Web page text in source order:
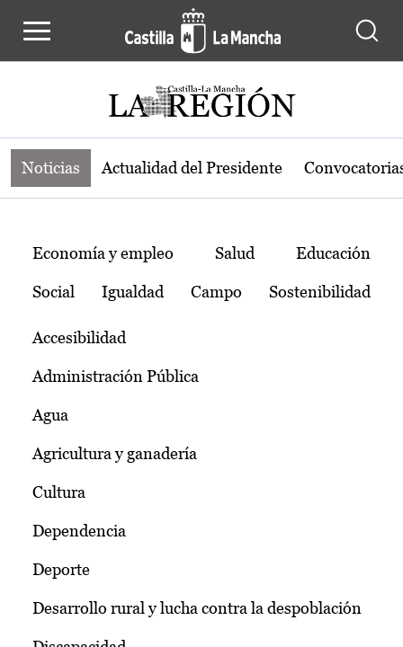
Noticias de la región de Castilla-La
Noticias Actualidad del Presidente
Temas
Economía y empleo Salud Educación
Social Igualdad Campo Sostenibilidad
Accesibilidad
Administración Pública
Agua
Agricultura y ganadería
Cultura
Dependencia
Deporte
Desarrollo rural y lucha contra la despoblación